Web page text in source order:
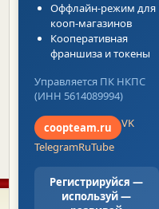
Оффлайн-режим для
кооп-магазинов
Кооперативная
франшиза и токены
Управляется ПК НКПС
(ИНН 5614089994)
coopteam.ru
VK
TelegramRuTube
Регистрируйся —
используй —